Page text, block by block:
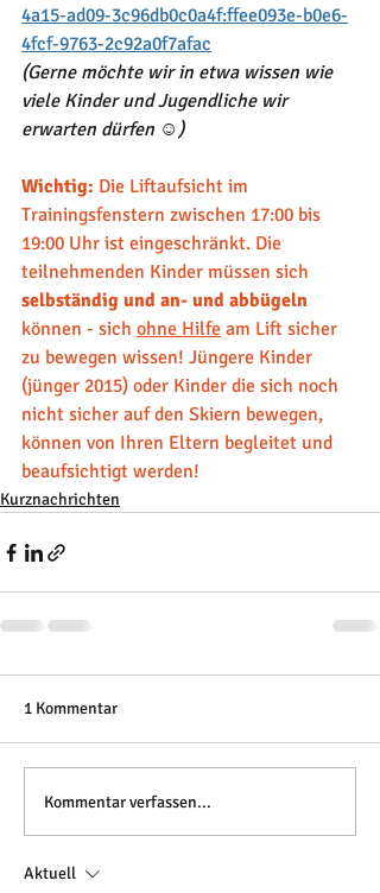
4a15-ad09-3c96db0c0a4f:ffee093e-b0e6-
4fcf-9763-2c92a0f7afac
(Gerne möchte wir in etwa wissen wie
viele Kinder und Jugendliche wir
erwarten dürfen ☺️ )
Wichtig: Die Liftaufsicht im
Trainingsfenstern zwischen 17:00 bis
19:00 Uhr ist eingeschränkt. Die
teilnehmenden Kinder müssen sich
selbständig und an- und abbügeln
können - sich ohne Hilfe am Lift sicher
zu bewegen wissen! Jüngere Kinder
(jünger 2015) oder Kinder die sich noch
nicht sicher auf den Skiern bewegen,
können von Ihren Eltern begleitet und
beaufsichtigt werden!
Kurznachrichten
1 Kommentar
Kommentar verfassen...
Aktuell